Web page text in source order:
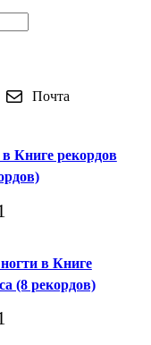
Почта
Книге рекордов
в Книге
(8 рекордов)